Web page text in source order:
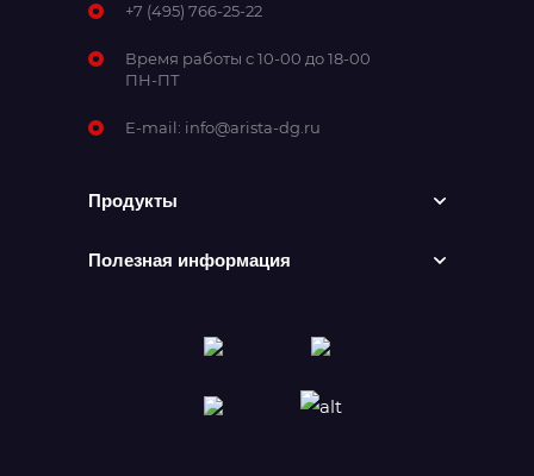
+7 (495) 766-25-22
Время работы с 10-00 до 18-00
ПН-ПТ
E-mail: info@arista-dg.ru
Продукты
Полезная информация